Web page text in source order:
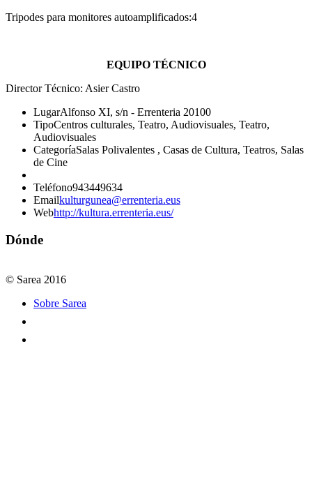
Tripodes para monitores autoamplificados:4
EQUIPO TÉCNICO
Director Técnico: Asier Castro
LugarAlfonso XI, s/n - Errenteria 20100
TipoCentros culturales, Teatro, Audiovisuales, Teatro,
Audiovisuales
CategoríaSalas Polivalentes , Casas de Cultura, Teatros, Salas
de Cine
Teléfono943449634
Emailkulturgunea@errenteria.eus
Webhttp://kultura.errenteria.eus/
Dónde
© Sarea 2016
Sobre Sarea